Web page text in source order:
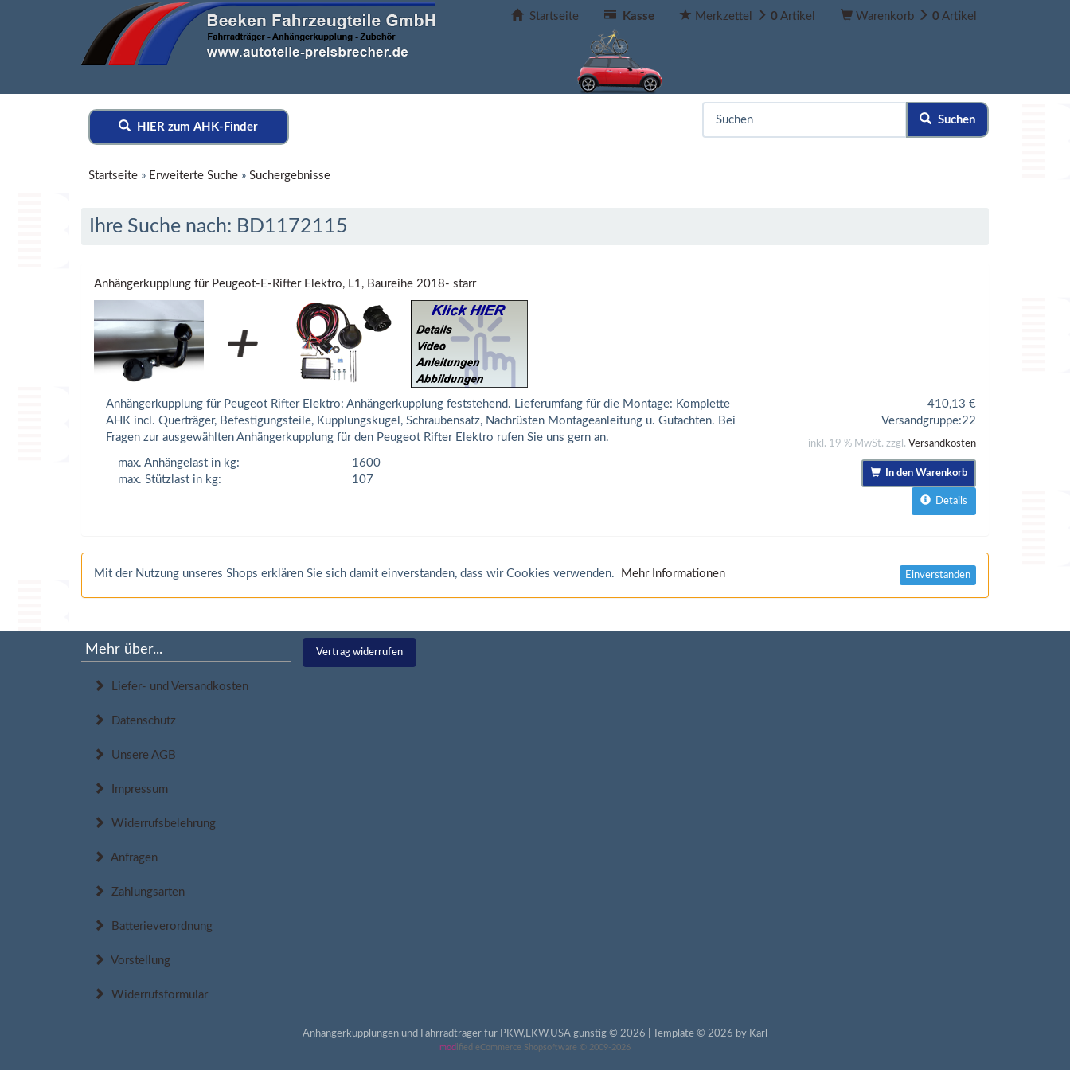
Startseite Kasse Merkzettel 0 Artikel Warenkorb 0 Artikel
Suchen
HIER zum AHK-Finder
Startseite » Erweiterte Suche » Suchergebnisse
Ihre Suche nach: BD1172115
Anhängerkupplung für Peugeot-E-Rifter Elektro, L1, Baureihe 2018- starr
Anhängerkupplung für Peugeot Rifter Elektro: Anhängerkupplung feststehend. Lieferumfang für die Montage: Komplette
AHK incl. Querträger, Befestigungsteile, Kupplungskugel, Schraubensatz, Nachrüsten Montageanleitung u. Gutachten. Bei
Fragen zur ausgewählten Anhängerkupplung für den Peugeot Rifter Elektro rufen Sie uns gern an.
max. Anhängelast in kg:
1600
max. Stützlast in kg:
107
410,13 €
Versandgruppe:22
inkl. 19 % MwSt. zzgl. Versandkosten
In den Warenkorb
Details
Mit der Nutzung unseres Shops erklären Sie sich damit einverstanden, dass wir Cookies verwenden. Mehr Informationen Einverstanden
Mehr über...
Liefer- und Versandkosten
Datenschutz
Unsere AGB
Impressum
Widerrufsbelehrung
Anfragen
Zahlungsarten
Batterieverordnung
Vorstellung
Widerrufsformular
Vertrag widerrufen
Anhängerkupplungen und Fahrradträger für PKW,LKW,USA günstig © 2026 | Template © 2026 by Karl
mod ified eCommerce Shopsoftware © 2009-2026